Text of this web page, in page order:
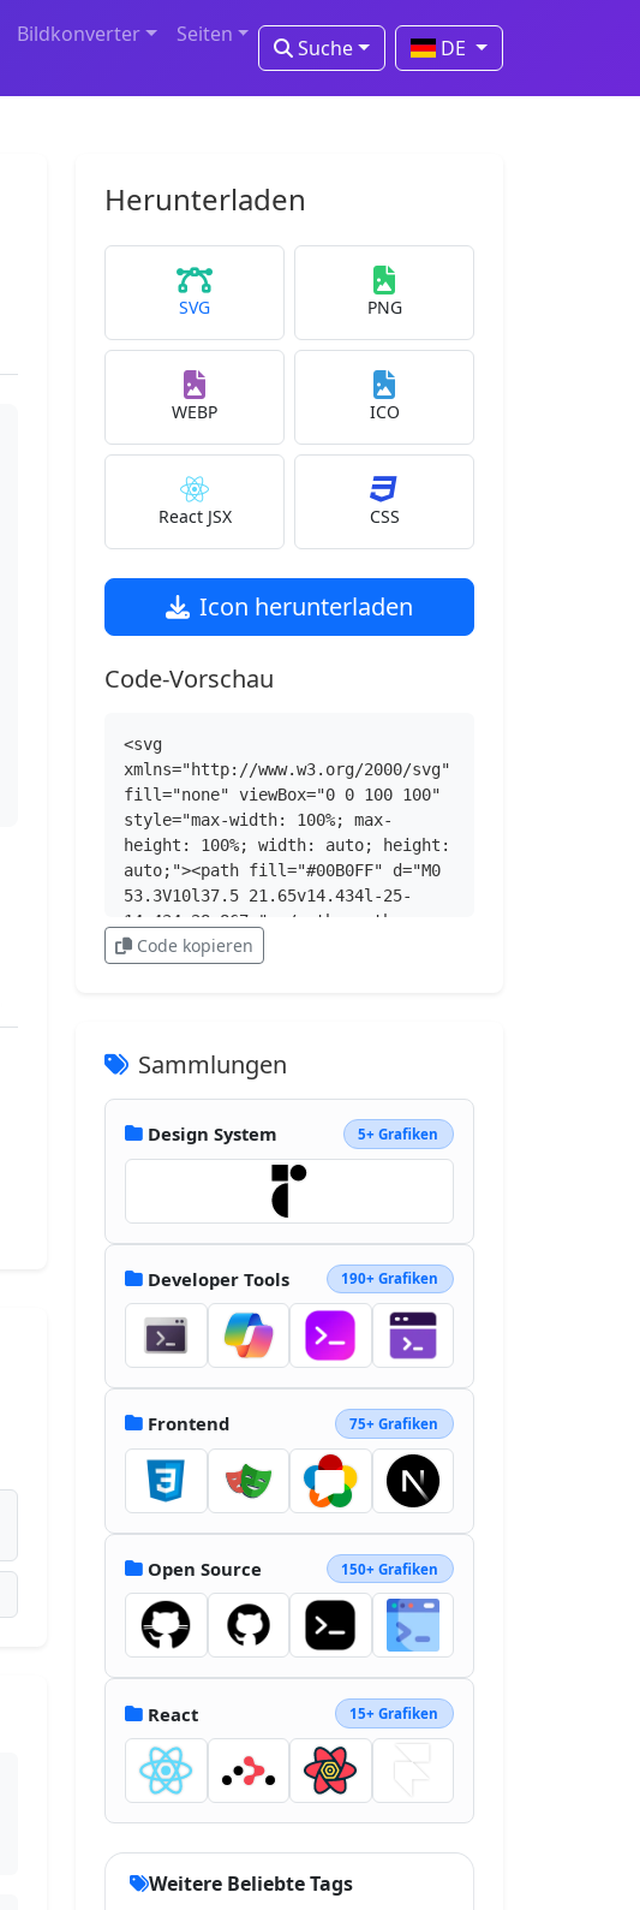
Bildkonverter Seiten
Suche DE
Herunterladen
SVG PNG
WEBP ICO
React JSX CSS
Icon herunterladen
Code-Vorschau
<svg
xmlns="http://www.w3.org/2000/svg"
fill="none" viewBox="0 0 100 100"
style="max-width: 100%; max-
height: 100%; width: auto; height:
auto;"><path fill="#00B0FF" d="M0
53.3V10l37.5 21.65v14.434l-25-
14.434v28.867z"></path><path
fill="#0081CB" d="M37.5 31.65 75
</path><path fill="#0081CB"
d="m62.5 89.384 37.5-
21.65V38.867l-12.5 7.217v14.433l-
25 14.434zm25-57.733V17.217l12.5-
7.216v14.433z"></path></svg>
Code kopieren
Sammlungen
Design System 5+ Grafiken
Developer Tools 190+ Grafiken
Frontend 75+ Grafiken
Open Source 150+ Grafiken
React 15+ Grafiken
Weitere Beliebte Tags